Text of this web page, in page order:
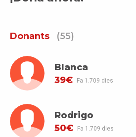
Donants (55)
Blanca
39€
Fa 1.709 dies
Rodrigo
50€
Fa 1.709 dies